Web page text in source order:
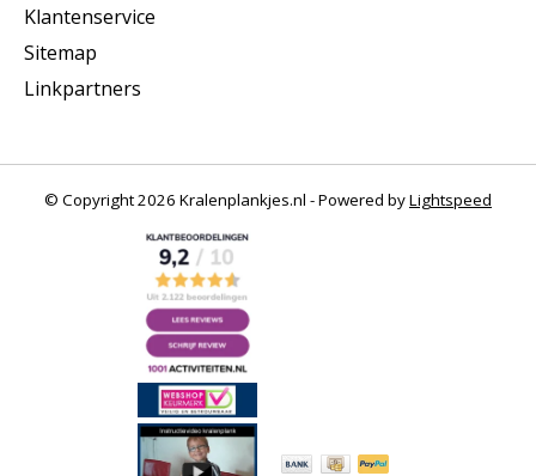
Klantenservice
Sitemap
Linkpartners
© Copyright 2026 Kralenplankjes.nl - Powered byLightspeed